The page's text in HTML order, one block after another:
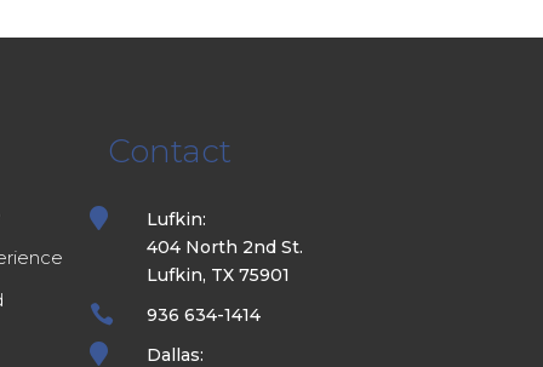
Contact

Lufkin:
404 North 2nd St.
Lufkin, TX 75901
 936 634-1414

Dallas: